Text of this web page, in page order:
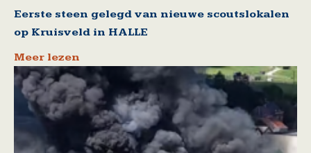
Eerste steen gelegd van nieuwe scoutslokalen
op Kruisveld in HALLE
Meer lezen